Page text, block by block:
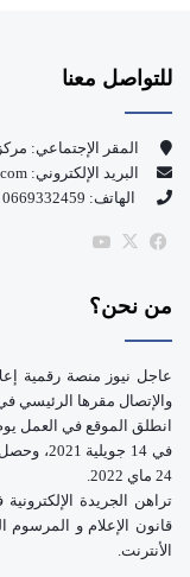
للتواصل معنا
المقر الإجتماعي:
البريد الإلكتروني: contact.aajil@gmail.com
الهاتف: 0669332459
فيسبوك
‫X
من نحن؟
عاجل نيوز منصة رقمية
والإتصال مقرها الرئيسي
في 14
24 ماي 2022.
تراهن الجريدة
قانون الإعلام و المرسوم
الأنترنت.